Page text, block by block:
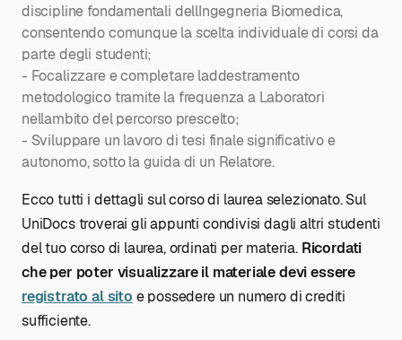
discipline fondamentali dellIngegneria Biomedica,
consentendo comunque la scelta individuale di corsi da
parte degli studenti;
- Focalizzare e completare laddestramento
metodologico tramite la frequenza a Laboratori
nellambito del percorso prescelto;
- Sviluppare un lavoro di tesi finale significativo e
autonomo, sotto la guida di un Relatore.
Ecco tutti i dettagli sul corso di laurea selezionato. Sul
UniDocs troverai gli appunti condivisi dagli altri studenti
del tuo corso di laurea, ordinati per materia. Ricordati
che per poter visualizzare il materiale devi essere
registrato al sito e possedere un numero di crediti
sufficiente.